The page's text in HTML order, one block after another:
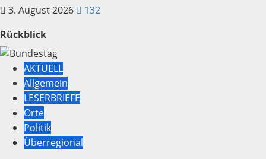
3. August 2026
132
Rückblick
AKTUELL
Allgemein
LESERBRIEFE
Orte
Politik
Überregional